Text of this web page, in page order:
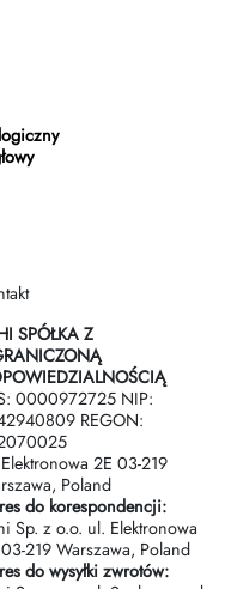
SPÓŁKA Z
0000972725 NIP:
REGON:
2Е 03-219
Poland
do korespondencji:
Sp. z o.o. ul. Elektronowa
219 Warszawa, Poland
do wysyłki zwrotów: